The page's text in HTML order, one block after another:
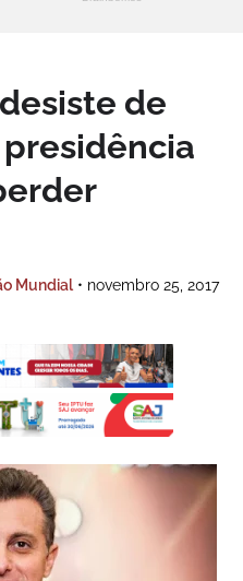
de
Mundial • novembro 25, 2017